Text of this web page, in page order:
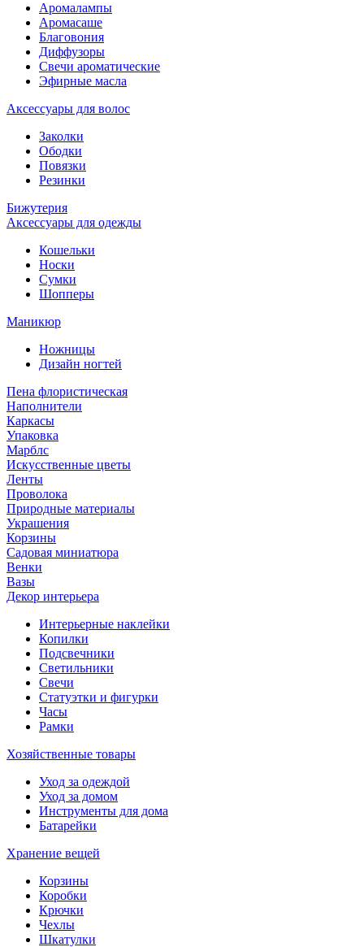
Аромалампы
Аромасаше
Благовония
Диффузоры
Свечи ароматические
Эфирные масла
Аксессуары для волос
Заколки
Ободки
Повязки
Резинки
Бижутерия
Аксессуары для одежды
Кошельки
Носки
Сумки
Шопперы
Маникюр
Ножницы
Дизайн ногтей
Пена флористическая
Наполнители
Каркасы
Упаковка
Марблс
Искусственные цветы
Ленты
Проволока
Природные материалы
Украшения
Корзины
Садовая миниатюра
Венки
Вазы
Декор интерьера
Интерьерные наклейки
Копилки
Подсвечники
Светильники
Свечи
Статуэтки и фигурки
Часы
Рамки
Хозяйственные товары
Уход за одеждой
Уход за домом
Инструменты для дома
Батарейки
Хранение вещей
Корзины
Коробки
Крючки
Чехлы
Шкатулки